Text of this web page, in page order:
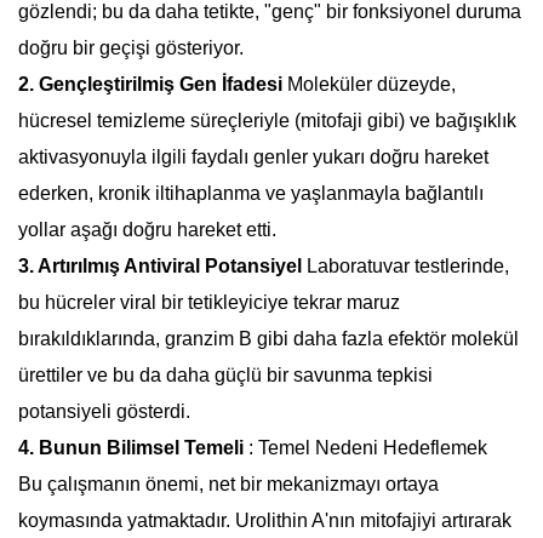
gözlendi; bu da daha tetikte, "genç" bir fonksiyonel duruma
doğru bir geçişi gösteriyor.
2. Gençleştirilmiş Gen İfadesi Moleküler düzeyde,
hücresel temizleme süreçleriyle (mitofaji gibi) ve bağışıklık
aktivasyonuyla ilgili faydalı genler yukarı doğru hareket
ederken, kronik iltihaplanma ve yaşlanmayla bağlantılı
yollar aşağı doğru hareket etti.
3. Artırılmış Antiviral Potansiyel
Laboratuvar testlerinde,
bu hücreler viral bir tetikleyiciye tekrar maruz
bırakıldıklarında, granzim B gibi daha fazla efektör molekül
ürettiler ve bu da daha güçlü bir savunma tepkisi
potansiyeli gösterdi.
4. Bunun Bilimsel Temeli : Temel Nedeni Hedeflemek
Bu çalışmanın önemi, net bir mekanizmayı ortaya
koymasında yatmaktadır. Urolithin A'nın mitofajiyi artırarak